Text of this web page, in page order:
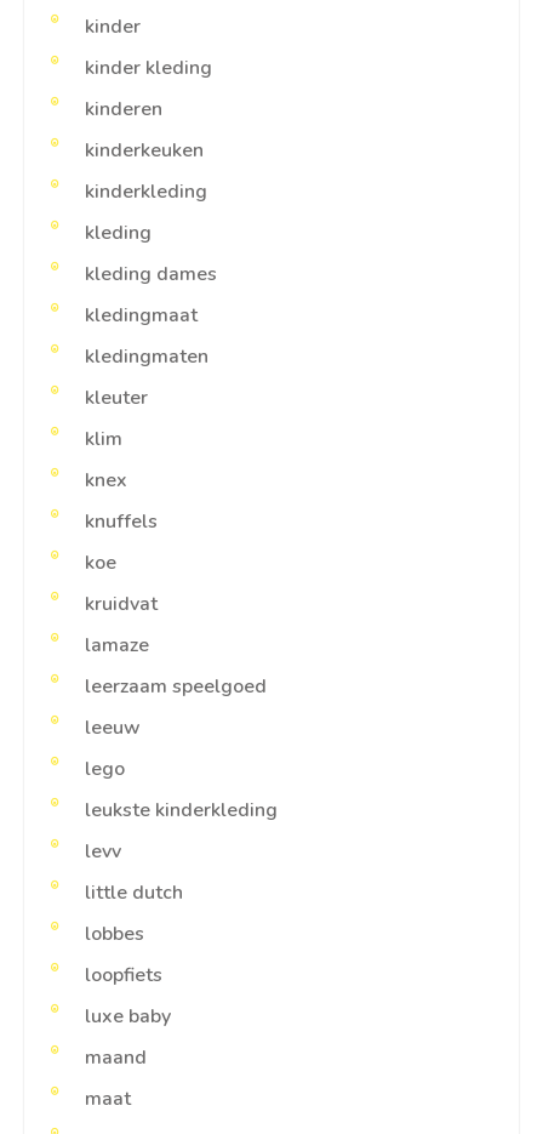
kinder
kinder kleding
kinderen
kinderkeuken
kinderkleding
kleding
kleding dames
kledingmaat
kledingmaten
kleuter
klim
knex
knuffels
koe
kruidvat
lamaze
leerzaam speelgoed
leeuw
lego
leukste kinderkleding
levv
little dutch
lobbes
loopfiets
luxe baby
maand
maat